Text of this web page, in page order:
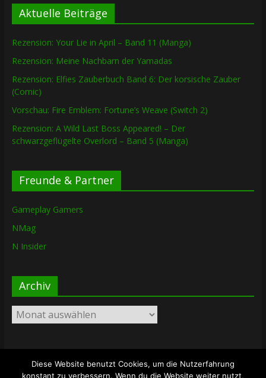
Aktuelle Beiträge
Rezension: Your Lie in April – Band 11 (Manga)
Rezension: Meine Nachbarn der Yamadas
Rezension: Elfies Zauberbuch Band 6: Der korsische Zauber
(Comic)
Vorschau: Fire Emblem: Fortune’s Weave (Switch 2)
Rezension: A Wild Last Boss Appeared! – Der
schwarzgeflügelte Overlord – Band 5 (Manga)
Freunde & Partner
Gameplay Gamers
NMag
N Insider
Archiv
Archiv
Copyright © 2026The Lost Dungeon. Alle Rechte vorbehalten.
Diese Website benutzt Cookies, um die Nutzerfahrung
konstant zu verbessern. Wenn du die Website weiter nutzt,